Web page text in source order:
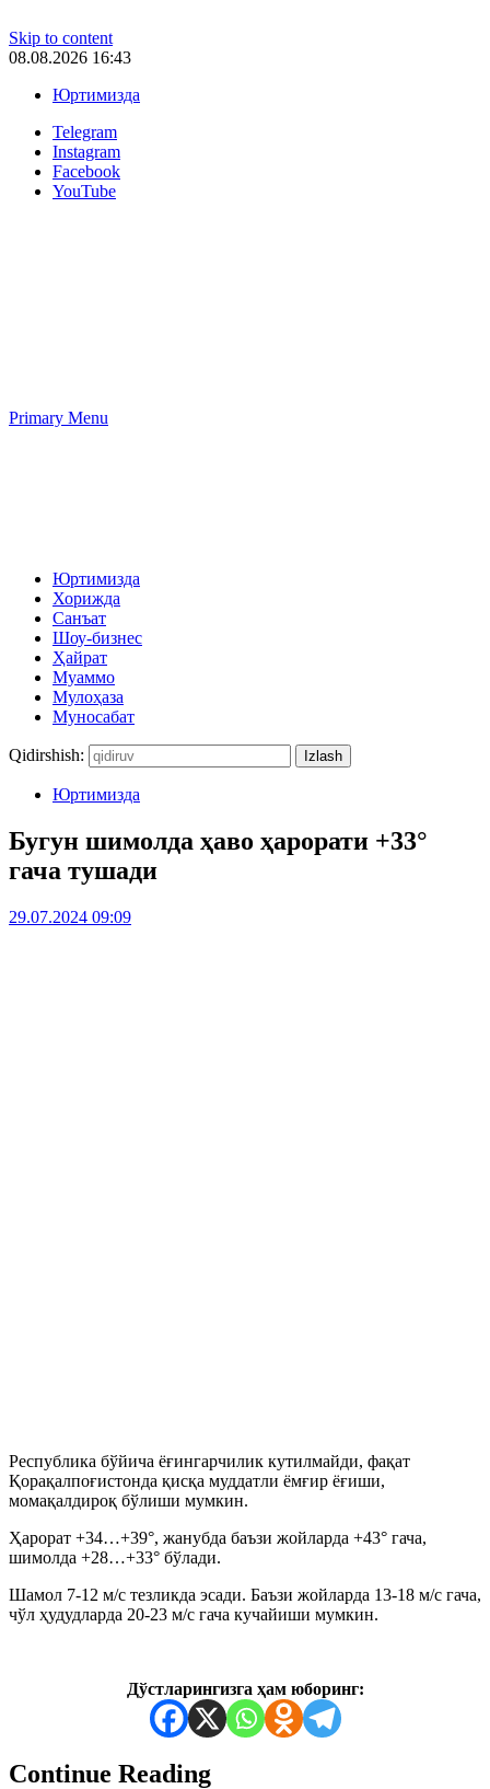
Skip to content
08.08.2026 16:43
Юртимизда
Telegram
Instagram
Facebook
YouTube
Primary Menu
Юртимизда
Хорижда
Санъат
Шоу-бизнес
Ҳайрат
Муаммо
Мулоҳаза
Муносабат
Qidirshish:
Юртимизда
Бугун шимолда ҳаво ҳарорати +33°
гача тушади
29.07.2024 09:09
Республика бўйича ёғингарчилик кутилмайди, фақат
Қорақалпоғистонда қисқа муддатли ёмғир ёғиши,
момақалдироқ бўлиши мумкин.
Ҳарорат +34…+39°, жанубда баъзи жойларда +43° гача,
шимолда +28…+33° бўлади.
Шамол 7-12 м/с тезликда эсади. Баъзи жойларда 13-18 м/с гача,
чўл ҳудудларда 20-23 м/с гача кучайиши мумкин.
Дўстларингизга ҳам юборинг:
Continue Reading